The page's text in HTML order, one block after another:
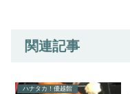
関連記事
ハナタカ！優越館